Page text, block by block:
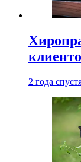
2 года